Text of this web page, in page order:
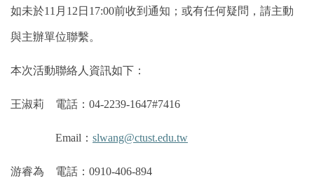
如未於11月12日17:00前收到通知 ；或有任何疑問， 請主動
與主辦單位聯繫。
本次活動聯絡人資訊如下：
王淑莉 電話：04-2239-1647#7416
Email： slwang@ctust.edu.tw
游睿為 電話：0910-406-894